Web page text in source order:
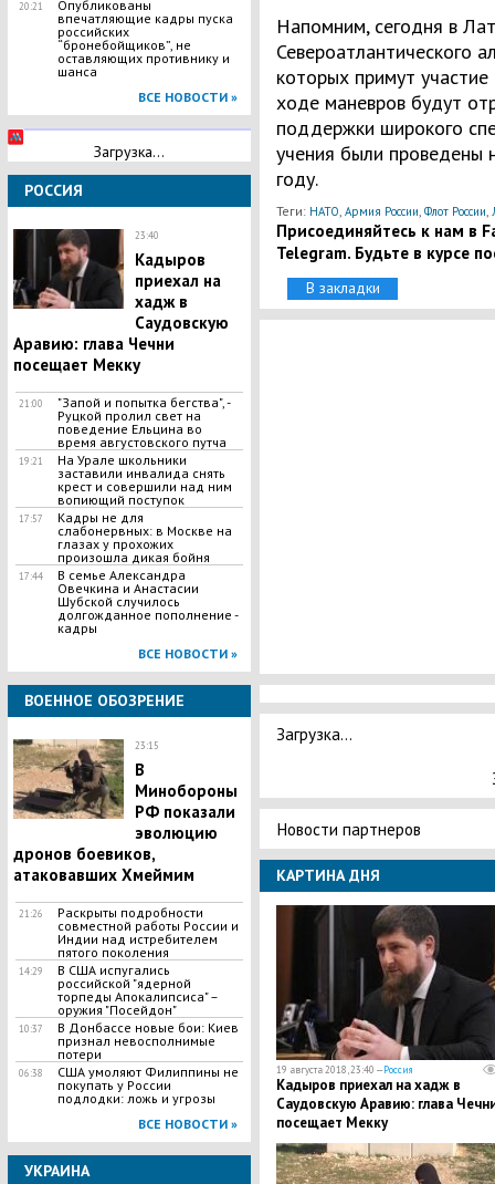
20:21
Опубликованы
впечатляющие кадры пуска
российских
“бронебойщиков”, не
оставляющих противнику и
шанса
ВСЕ НОВОСТИ »
Загрузка...
РОССИЯ
23:40
​Кадыров
приехал на
хадж в
Саудовскую
Аравию: глава Чечни
посещает Мекку
21:00
"Запой и попытка бегства", -
Руцкой пролил свет на
поведение Ельцина во
время августовского путча
19:21
На Урале школьники
заставили инвалида снять
крест и совершили над ним
вопиющий поступок
17:57
Кадры не для
слабонервных: в Москве на
глазах у прохожих
произошла дикая бойня
17:44
В семье Александра
Овечкина и Анастасии
Шубской случилось
долгожданное пополнение -
кадры
ВСЕ НОВОСТИ »
ВОЕННОЕ ОБОЗРЕНИЕ
23:15
В
Минобороны
РФ показали
эволюцию
дронов боевиков,
атаковавших Хмеймим
21:26
Раскрыты подробности
совместной работы России и
Индии над истребителем
пятого поколения
14:29
В США испугались
российской "ядерной
торпеды Апокалипсиса" –
оружия "Посейдон"
10:37
В Донбассе новые бои: Киев
признал невосполнимые
потери
06:38
США умоляют Филиппины не
покупать у России
подлодки: ложь и угрозы
ВСЕ НОВОСТИ »
УКРАИНА
Напомним, сегодня в
Североатлантического
которых примут
ходе маневров будут
поддержки широкого
учения были проведены
году.
Теги: НАТО Армия России Флот России
Присоединяйтесь к нам в
Telegram. Будьте в курсе
В закладки
Загрузка...
Новости партнеров
КАРТИНА ДНЯ
19 августа 2018, 23:40 —Россия
​Кадыров приехал на хадж в
Саудовскую Аравию: глава
посещает Мекку